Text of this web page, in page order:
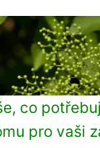
co
pro vaši